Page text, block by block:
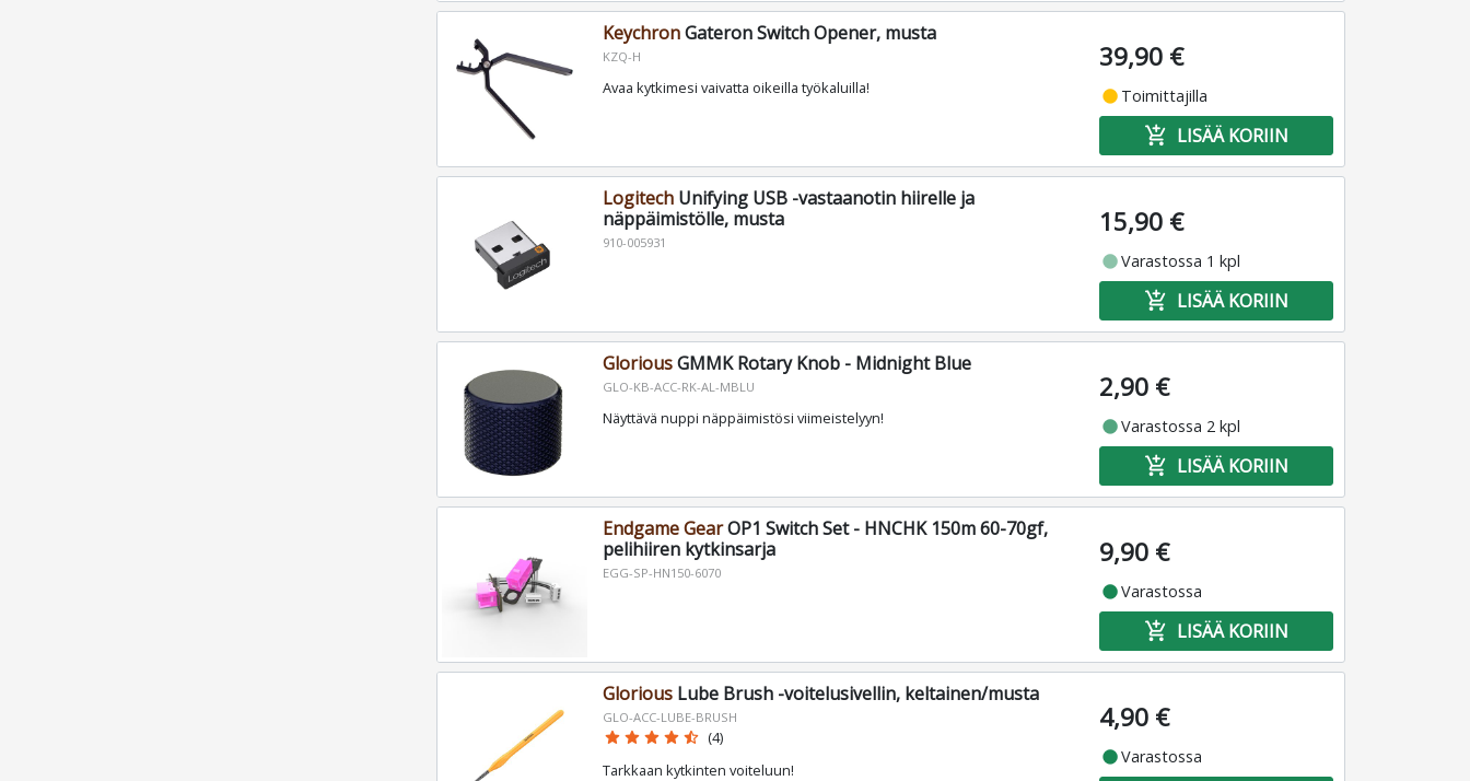
KeychronGateron Switch Opener, musta
KZQ-H
Avaa kytkimesi vaivatta oikeilla työkaluilla!
39,90 €
fiber_manual_record Toimittajilla
add_shopping_cart LISÄÄ KORIIN
LogitechUnifying USB -vastaanotin hiirelle ja
näppäimistölle, musta
910-005931
15,90 €
fiber_manual_recordVarastossa 1 kpl
add_shopping_cart LISÄÄ KORIIN
GloriousGMMK Rotary Knob - Midnight Blue
GLO-KB-ACC-RK-AL-MBLU
Näyttävä nuppi näppäimistösi viimeistelyyn!
2,90 €
fiber_manual_recordVarastossa 2 kpl
add_shopping_cart LISÄÄ KORIIN
Endgame GearOP1 Switch Set - HNCHK 150m 60-70gf,
pelihiiren kytkinsarja
EGG-SP-HN150-6070
9,90 €
fiber_manual_recordVarastossa
add_shopping_cart LISÄÄ KORIIN
GloriousLube Brush -voitelusivellin, keltainen/musta
GLO-ACC-LUBE-BRUSH
star star star star star_half (4)
Tarkkaan kytkinten voiteluun!
4,90 €
fiber_manual_recordVarastossa